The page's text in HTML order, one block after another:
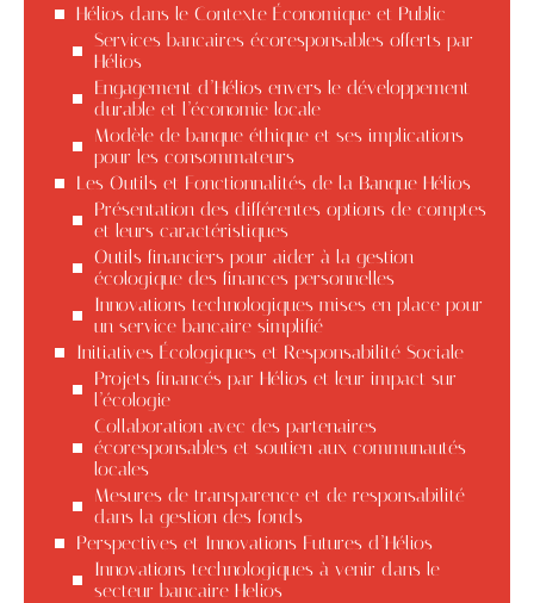
Hélios dans le Contexte Économique et Public
Services bancaires écoresponsables offerts par
Hélios
Engagement d’Hélios envers le développement
durable et l’économie locale
Modèle de banque éthique et ses implications
pour les consommateurs
Les Outils et Fonctionnalités de la Banque Hélios
Présentation des différentes options de comptes
et leurs caractéristiques
Outils financiers pour aider à la gestion
écologique des finances personnelles
Innovations technologiques mises en place pour
un service bancaire simplifié
Initiatives Écologiques et Responsabilité Sociale
Projets financés par Hélios et leur impact sur
l’écologie
Collaboration avec des partenaires
écoresponsables et soutien aux communautés
locales
Mesures de transparence et de responsabilité
dans la gestion des fonds
Perspectives et Innovations Futures d’Hélios
Innovations technologiques à venir dans le
secteur bancaire Helios